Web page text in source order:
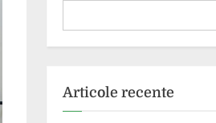
Articole recente